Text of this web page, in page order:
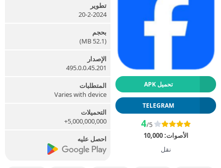
تحميل APK
TELEGRAM
4/5
الأصوات:10,000
نقل
تطوير
20-2-2024
بحجم
(52.1 MB)
الإصدار
495.0.0.45.201
المتطلبات
Varies with device
التحميلات
5,000,000,000+
احصل عليه